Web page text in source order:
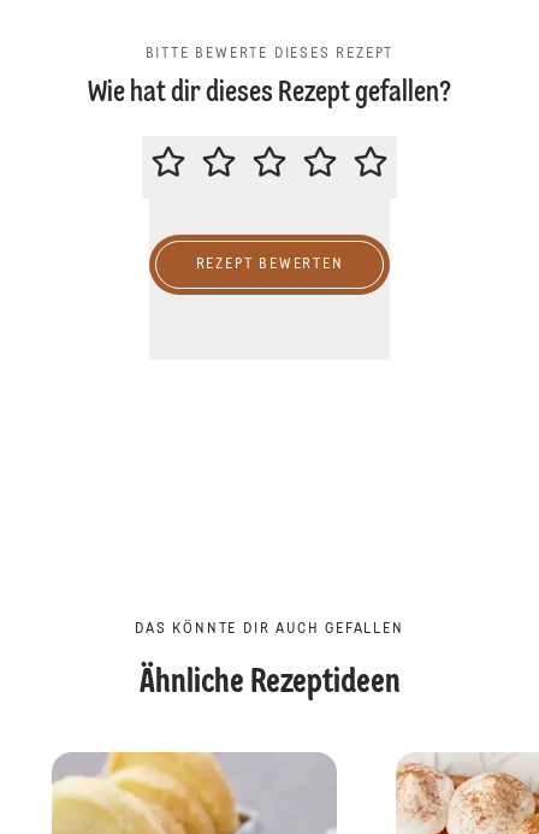
BITTE BEWERTE DIESES REZEPT
Wie hat dir dieses Rezept gefallen?
BITTE BEWERTE DIESES REZEPT
REZEPT BEWERTEN
DAS KÖNNTE DIR AUCH GEFALLEN
Ähnliche Rezeptideen